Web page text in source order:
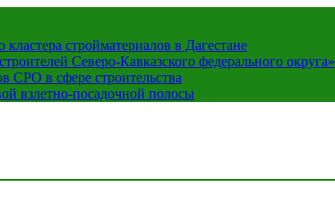
стройматериалов в Дагестане
Северо-Кавказского федерального округа»
СРО в сфере строительства
взлетно-посадочной полосы